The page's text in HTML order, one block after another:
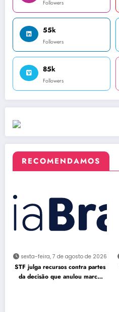
Followers
55k
Followers
85k
Followers
RECOMENDAMOS
sexta-feira, 7 de agosto de 2026
STF julga recursos contra partes
da decisão que anulou marco